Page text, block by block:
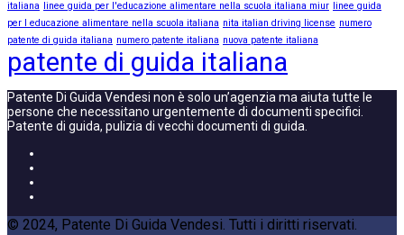
italiana
linee guida per l'educazione alimentare nella scuola italiana miur linee guida
per l educazione alimentare nella scuola italiana nita italian driving license numero
patente di guida italiana numero patente italiana nuova patente italiana
patente di guida italiana
Patente Di Guida Vendesi non è solo un’agenzia ma aiuta tutte le
persone che necessitano urgentemente di documenti specifici.
Patente di guida, pulizia di vecchi documenti di guida.
© 2024, Patente Di Guida Vendesi. Tutti i diritti riservati.